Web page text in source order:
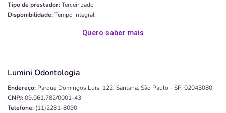
Tipo de prestador:Terceirizado
Disponibilidade:Tempo Integral
Quero saber mais
Lumini Odontologia
Endereço: Parque Domingos Luís, 122, Santana, São Paulo - SP, 02043080
CNPJ:09.061.782/0001-43
Telefone: (11)2281-8090